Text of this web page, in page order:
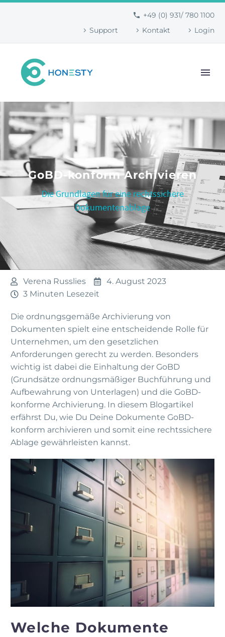
+49 (0) 931/ 780 1100
Support
Kontakt Login
GoBD-konform Archivieren
Die Grundlagen für eine rechtssichere
Dokumentenablage
Verena Russlies
4. August 2023
3 Minuten Lesezeit
Die ordnungsgemäße Archivierung von
Dokumenten spielt eine entscheidende Rolle für
Unternehmen, um den gesetzlichen
Anforderungen gerecht zu werden. Besonders
wichtig ist dabei die Einhaltung der GoBD
(Grundsätze ordnungsmäßiger Buchführung und
Aufbewahrung von Unterlagen) und die GoBD-
konforme Archivierung. In diesem Blogartikel
erfährst Du, wie Du Deine Dokumente GoBD-
konform archivieren und somit eine rechtssichere
Ablage gewährleisten kannst.
Welche Dokumente